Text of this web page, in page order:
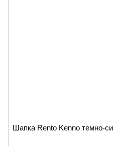
Шапка Rento Kenno темно-